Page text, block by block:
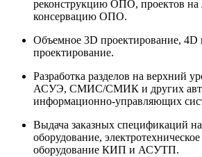
реконструкцию ОПО, проектов
консервацию ОПО.
Объемное 3D проектирование, 4D
проектирование.
Разработка разделов на верхний
АСУЭ, СМИС/СМИК и других
информационно-управляющих
Выдача заказных спецификаций на
оборудование,
оборудование КИП и АСУТП.